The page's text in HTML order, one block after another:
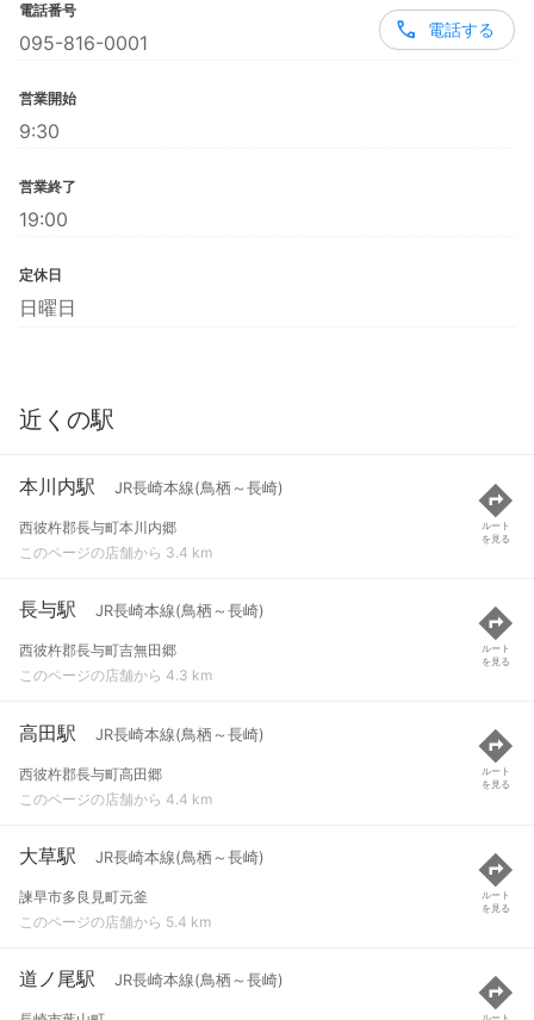
電話番号
095-816-0001
電話する
営業開始
9:30
営業終了
19:00
定休日
日曜日
近くの駅
本川内駅 JR長崎本線(鳥栖～長崎)
西彼杵郡長与町本川内郷
このページの店舗から 3.4 km
ルート
を見る
長与駅 JR長崎本線(鳥栖～長崎)
西彼杵郡長与町吉無田郷
このページの店舗から 4.3 km
ルート
を見る
高田駅 JR長崎本線(鳥栖～長崎)
西彼杵郡長与町高田郷
このページの店舗から 4.4 km
ルート
を見る
大草駅 JR長崎本線(鳥栖～長崎)
諫早市多良見町元釜
このページの店舗から 5.4 km
ルート
を見る
道ノ尾駅 JR長崎本線(鳥栖～長崎)